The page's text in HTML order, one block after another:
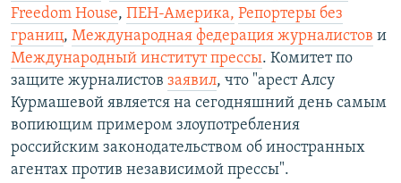
Freedom House, ПЕН-Америка, Репортеры без
границ, Международная федерация журналистов и
Международный институт прессы. Комитет по
защите журналистов заявил, что "арест Алсу
Курмашевой является на сегодняшний день самым
вопиющим примером злоупотребления
российским законодательством об иностранных
агентах против независимой прессы".